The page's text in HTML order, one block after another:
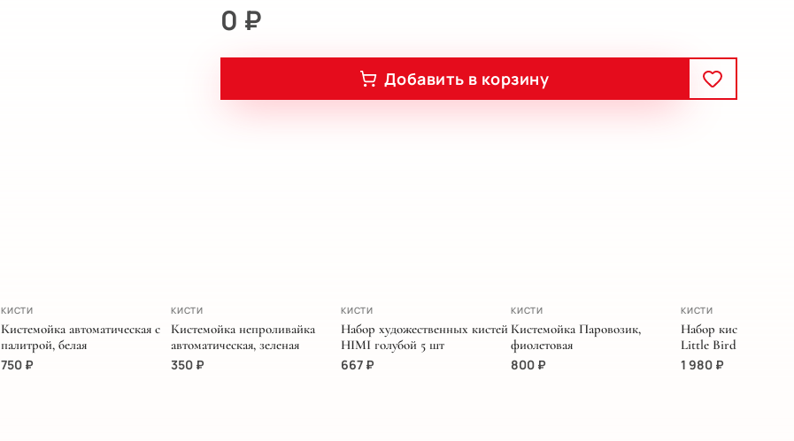
0 ₽
Добавить в корзину
КИСТИ
Кистемойка автоматическая с
палитрой, белая
750 ₽
КИСТИ
Кистемойка непроливайка
автоматическая, зеленая
350 ₽
КИСТИ
Набор художественных кистей
HIMI голубой 5 шт
667 ₽
КИСТИ
Кистемойка Паровозик,
фиолетовая
800 ₽
КИСТИ
Набор кистей MIYA
Little Bird
1 980 ₽